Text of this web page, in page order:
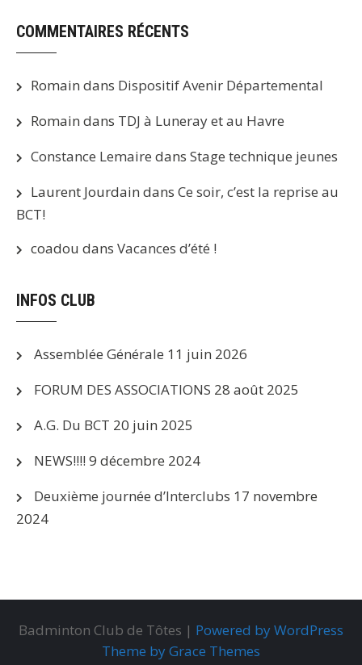
COMMENTAIRES RÉCENTS
Romain dans Dispositif Avenir Départemental
Romain dans TDJ à Luneray et au Havre
Constance Lemaire dans Stage technique jeunes
Laurent Jourdain dans Ce soir, c’est la reprise au
BCT!
coadou dans Vacances d’été !
INFOS CLUB
Assemblée Générale 11 juin 2026
FORUM DES ASSOCIATIONS 28 août 2025
A.G. Du BCT 20 juin 2025
NEWS!!!! 9 décembre 2024
Deuxième journée d’Interclubs 17 novembre
2024
Badminton Club de Tôtes | Powered by WordPress
Theme by Grace Themes